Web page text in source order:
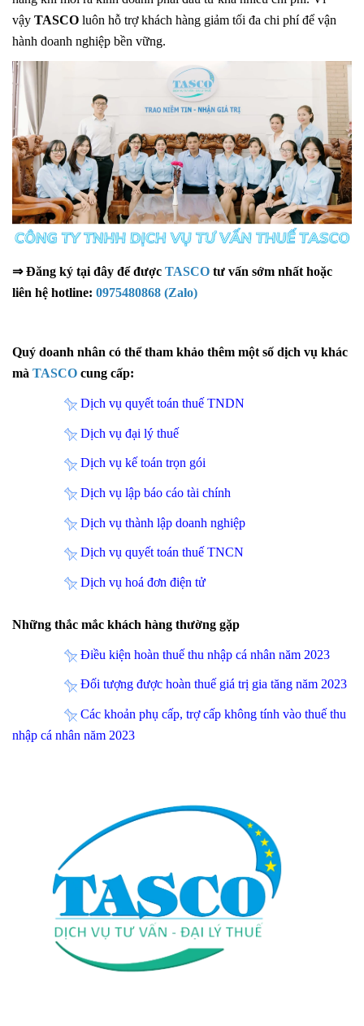
vậy TASCO luôn hỗ trợ khách hàng giảm tối đa chi phí để vận
hành doanh nghiệp bền vững.
⇒Đăng ký tại đây để được TASCO tư vấn sớm nhất hoặc
liên hệ hotline: 0975480868 (Zalo)
Quý doanh nhân có thể tham khảo thêm một số dịch vụ khác
mà TASCO cung cấp:
Dịch vụ quyết toán thuế TNDN
Dịch vụ đại lý thuế
Dịch vụ kế toán trọn gói
Dịch vụ lập báo cáo tài chính
Dịch vụ thành lập doanh nghiệp
Dịch vụ quyết toán thuế TNCN
Dịch vụ hoá đơn điện tử
Những thắc mắc khách hàng thường gặp
Điều kiện hoàn thuế thu nhập cá nhân năm 2023
Đối tượng được hoàn thuế giá trị gia tăng năm 2023
Các khoản phụ cấp, trợ cấp không tính vào thuế thu
nhập cá nhân năm 2023